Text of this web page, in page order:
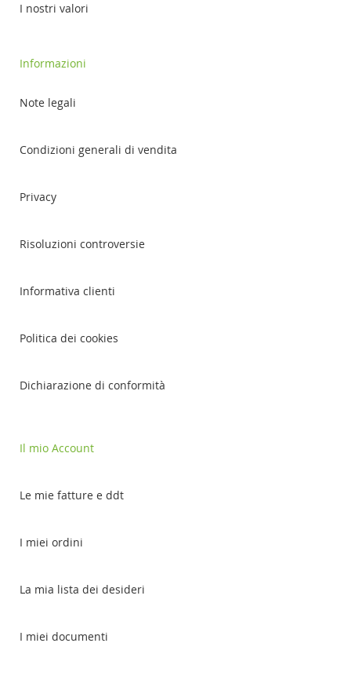
I nostri valori
Informazioni
Note legali
Condizioni generali di vendita
Privacy
Risoluzioni controversie
Informativa clienti
Politica dei cookies
Dichiarazione di conformità
Il mio Account
Le mie fatture e ddt
I miei ordini
La mia lista dei desideri
I miei documenti